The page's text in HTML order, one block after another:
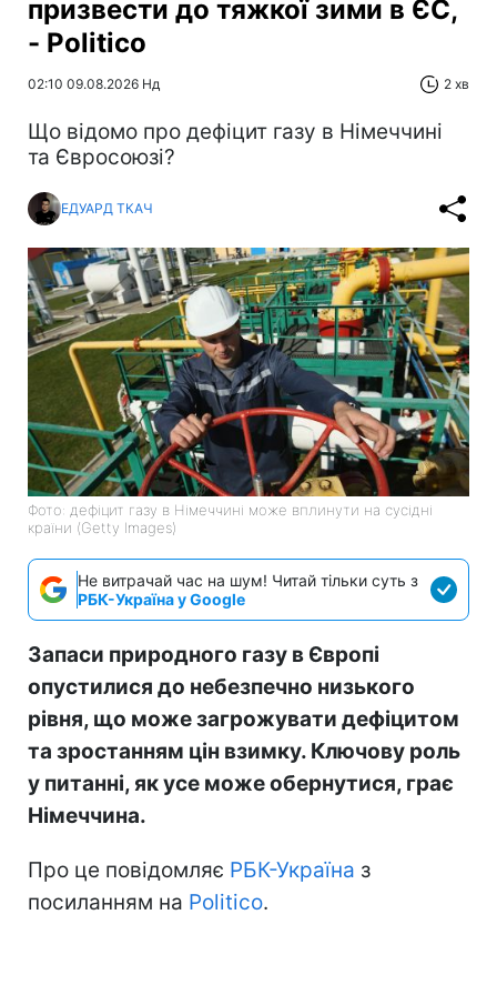
призвести до тяжкої зими в ЄС,
- Politico
02:10 09.08.2026 Нд 2 хв
Що відомо про дефіцит газу в Німеччині
та Євросоюзі?
ЕДУАРД ТКАЧ
Фото: дефіцит газу в Німеччині може вплинути на сусідні
країни (Getty Images)
Не витрачай час на шум! Читай тільки суть з
РБК-Україна у Google
Запаси природного газу в Європі
опустилися до небезпечно низького
рівня, що може загрожувати дефіцитом
та зростанням цін взимку. Ключову роль
у питанні, як усе може обернутися, грає
Німеччина.
Про це повідомляє РБК-Україна з
посиланням на Politico.